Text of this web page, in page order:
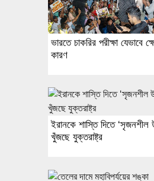
ভারতে চাকরির পরীক্ষা যেভাবে
কারণ
ইরানকে শাস্তি দিতে ‘সৃজনশীল
খুঁজছে যুক্তরাষ্ট্র